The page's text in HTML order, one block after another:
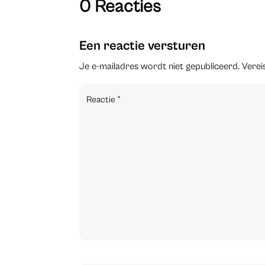
0 Reacties
Een reactie versturen
Je e-mailadres wordt niet gepubliceerd.